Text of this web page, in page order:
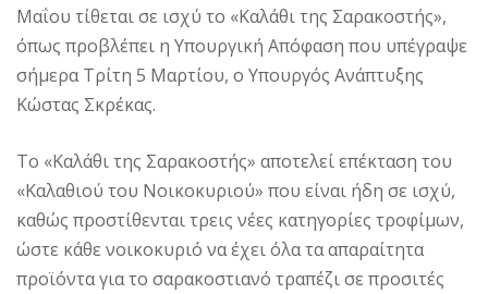
Μαΐου τίθεται σε ισχύ το «Καλάθι της Σαρακοστής»,
όπως προβλέπει η Υπουργική Απόφαση που υπέγραψε
σήμερα Τρίτη 5 Μαρτίου, ο Υπουργός Ανάπτυξης
Κώστας Σκρέκας.
Το «Καλάθι της Σαρακοστής» αποτελεί επέκταση του
«Καλαθιού του Νοικοκυριού» που είναι ήδη σε ισχύ,
καθώς προστίθενται τρεις νέες κατηγορίες τροφίμων,
ώστε κάθε νοικοκυριό να έχει όλα τα απαραίτητα
προϊόντα για το σαρακοστιανό τραπέζι σε προσιτές